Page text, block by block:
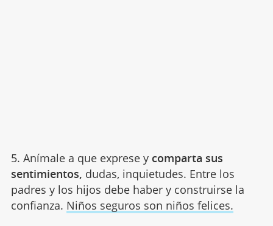
5. Anímale a que exprese ycomparta sus
sentimientos, dudas, inquietudes. Entre los
padres y los hijos debe haber y construirse la
confianza. Niños seguros son niños felices.